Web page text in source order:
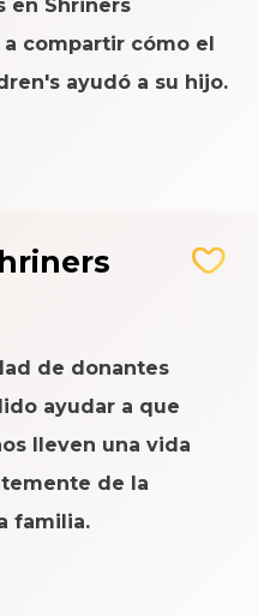
en Shriners
compartir cómo el
ayudó a su hijo.
de donantes
ayudar a que
lleven una vida
de la
familia.